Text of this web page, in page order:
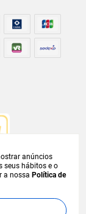
para menores de
e, em excesso,
de hoje, podendo
algum produto,
anúncios
seus hábitos e o
a nossa Política de